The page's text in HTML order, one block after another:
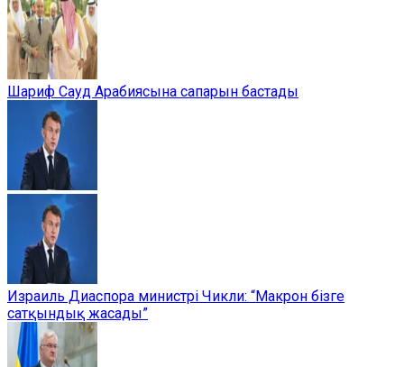
Шариф Сауд Арабиясына сапарын бастады
Израиль Диаспора министрі Чикли: “Макрон бізге
сатқындық жасады”